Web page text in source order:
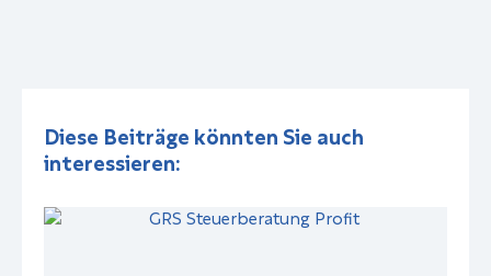
Diese Beiträge könnten Sie auch
interessieren: